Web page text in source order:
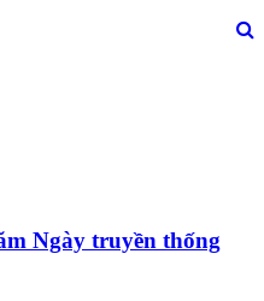
Ngày truyền thống